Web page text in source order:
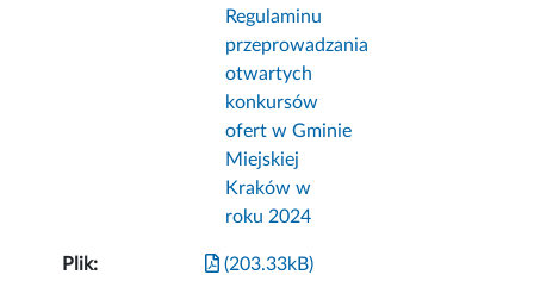
Regulaminu
przeprowadzania
otwartych
konkursów
ofert w Gminie
Miejskiej
Kraków w
roku 2024
Plik: (203.33kB)